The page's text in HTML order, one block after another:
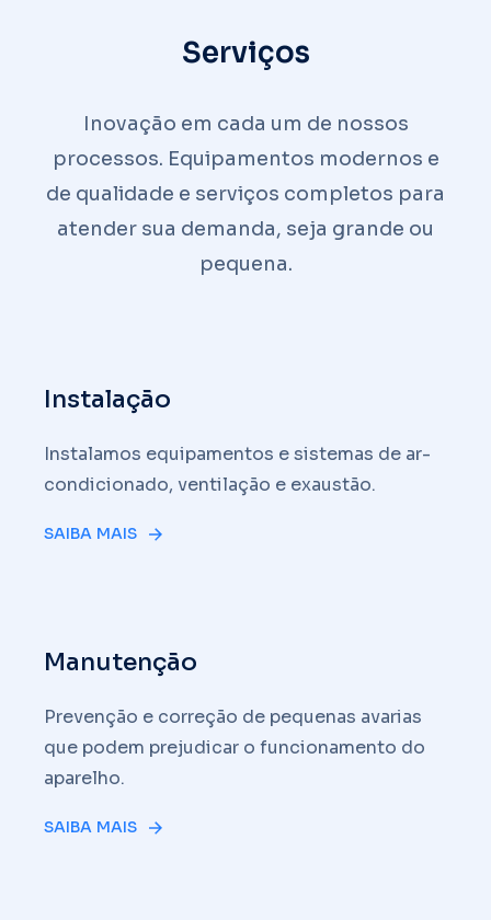
Serviços
Inovação em cada um de nossos
processos. Equipamentos modernos e
de qualidade e serviços completos para
atender sua demanda, seja grande ou
pequena.
Instalação
Instalamos equipamentos e sistemas de ar-
condicionado, ventilação e exaustão.
SAIBA MAIS
Manutenção
Prevenção e correção de pequenas avarias
que podem prejudicar o funcionamento do
aparelho.
SAIBA MAIS